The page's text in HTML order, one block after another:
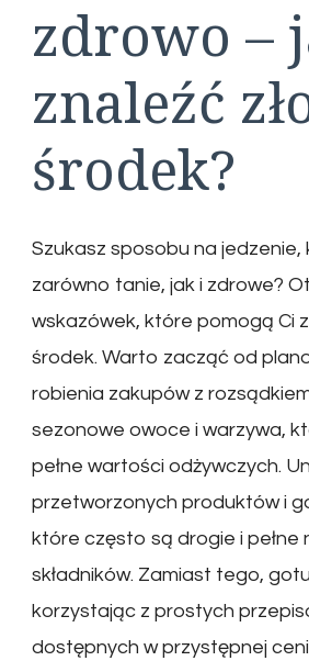
zdrowo –
znaleźć
środek?
Szukasz sposobu na jedzenie,
zarówno tanie, jak i zdrowe?
wskazówek, które pomogą Ci
środek. Warto zacząć od
robienia zakupów z
sezonowe owoce i warzywa,
pełne wartości odżywczych.
przetworzonych produktów i
które często są drogie i pełne
składników. Zamiast tego,
korzystając z prostych
dostępnych w przystępnej